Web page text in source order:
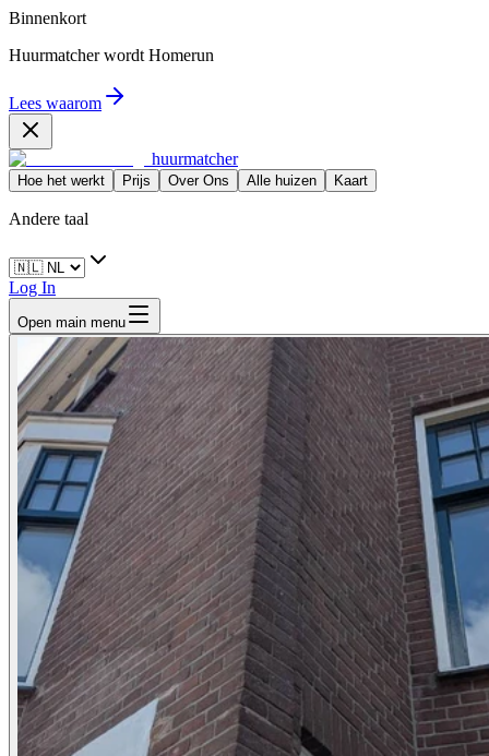
Binnenkort
Huurmatcher wordt Homerun
Lees waarom
huurmatcher
Hoe het werkt Prijs Over Ons Alle huizen Kaart
Andere taal
Log In
Open main menu